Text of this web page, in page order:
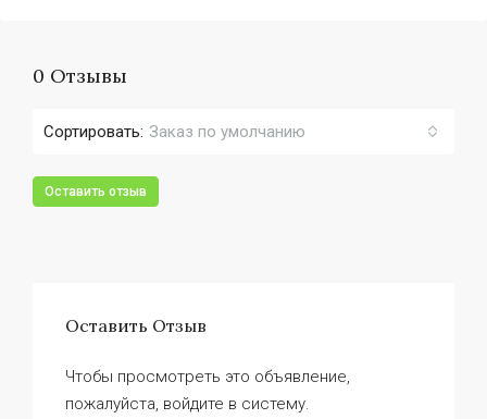
0 Отзывы
Сортировать: Заказ по умолчанию
Оставить отзыв
Оставить Отзыв
Чтобы просмотреть это объявление,
пожалуйста, войдите в систему.